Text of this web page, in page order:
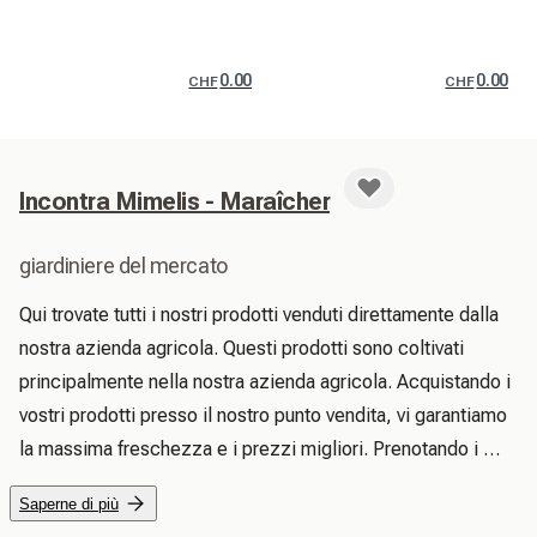
CHF0.00 CHF0.00
Incontra Mimelis - Maraîcher
giardiniere del mercato
Qui trovate tutti i nostri prodotti venduti direttamente dalla
nostra azienda agricola. Questi prodotti sono coltivati
principalmente nella nostra azienda agricola. Acquistando i
vostri prodotti presso il nostro punto vendita, vi garantiamo
la massima freschezza e i prezzi migliori. Prenotando i
vostri prodotti su Mimelis, ci permettete di organizzare e
pianificare al meglio il nostro inventario. A volte vendiamo
Saperne di più